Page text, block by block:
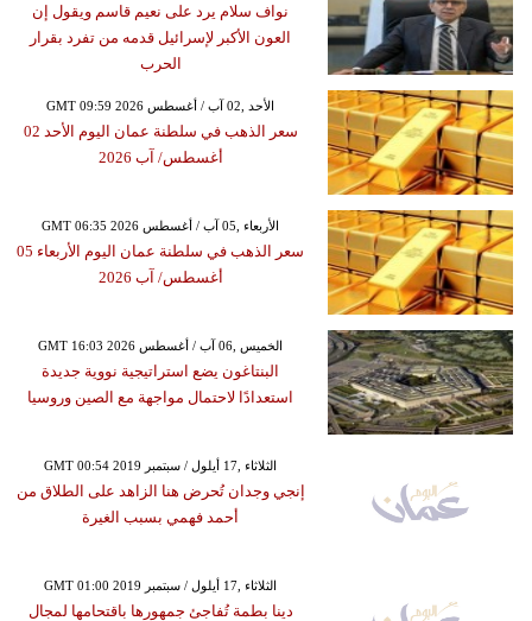
نواف سلام يرد على نعيم قاسم ويقول إن
العون الأكبر لإسرائيل قدمه من تفرد بقرار
الحرب
GMT 09:59 2026 الأحد ,02 آب / أغسطس
سعر الذهب في سلطنة عمان اليوم الأحد 02
أغسطس/ آب 2026
GMT 06:35 2026 الأربعاء ,05 آب / أغسطس
سعر الذهب في سلطنة عمان اليوم الأربعاء 05
أغسطس/ آب 2026
GMT 16:03 2026 الخميس ,06 آب / أغسطس
البنتاغون يضع استراتيجية نووية جديدة
استعدادًا لاحتمال مواجهة مع الصين وروسيا
GMT 00:54 2019 الثلاثاء ,17 أيلول / سبتمبر
إنجي وجدان تُحرض هنا الزاهد على الطلاق من
أحمد فهمي بسبب الغيرة
GMT 01:00 2019 الثلاثاء ,17 أيلول / سبتمبر
دينا بطمة تُفاجئ جمهورها باقتحامها لمجال